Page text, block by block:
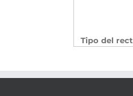
Tipo del